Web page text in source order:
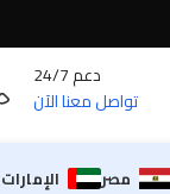
دعم 24/7
تواصل معنا الآن
مصر الإمارات